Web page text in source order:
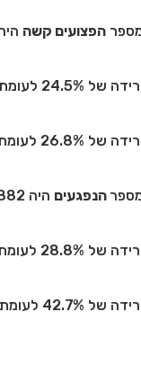
הפצועים קשה היה
של 24.5% לעומת מאי 2025 (257)
של 26.8% לעומת ממוצע מאי בשנים 2024-2022 (265).
הנפגעים היה 882
של 28.8% לעומת מאי 2025 (1,239)
של 42.7% לעומת ממוצע חודשי מאי בשנים 2024-2022 (1,538).